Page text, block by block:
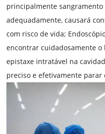
principalmente
adequadamente, causará
com risco de vida;
encontrar cuidadosamente
epistaxe intratável na
preciso e efetivamente parar